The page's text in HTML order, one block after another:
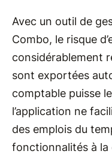
Avec un outil de
Combo, le risque
considérablement
sont exportées
comptable puisse
l’application ne
des emplois du
fonctionnalités à la